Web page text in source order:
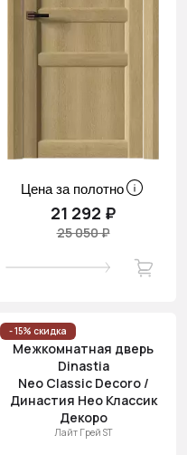
Цена за полотно
21 292 ₽
25 050 ₽
- 15% скидка
Межкомнатная дверь
Dinastia
Neo Classic Decoro /
Династия Нео Классик
Декоро
Лайт Грей ST